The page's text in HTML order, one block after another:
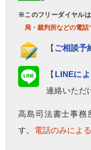
※このフリーダイヤル
局・裁判所などの電話
【ご相談予
【 LINEに
連絡いただ
高島司法書士事務
す。 電話のみによ